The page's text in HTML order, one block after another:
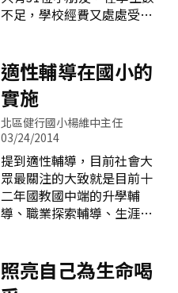
2.學務處：提供作息表、各
年級放學時間一覽表、改善
區規劃位置圖、騎乘機車戴
安全帽宣導、生活
直笛、美 術、奧林匹克數
生的能力及興趣選擇其感興
趣的社團參加，時間 訂在每
週三、五的晨光時間，是小
朋友最期待最快樂的課程，
在老師們的努力之下，學生
也有傑出的表現，諸如：
1、本校談蔚蓉及陳宗利老
師指導的躲避球隊屢獲佳
績，在102學年度 運動聯盟
躲避球錦標賽四年級組拿到
不足，學校經費又處處受限
校發展的最大課題。 為了有
效提升學習及教學效能，本
校針對積極推動了以下教學
策略: 一、學生教學方面:
（一）提升班級活力:班級教
學是老師做大的戰場，學生
人數稀少(本校人數最多9
人，最少僅2人而已)，在外
界眼光中，是最容易經營的
班 級，但當你走進現場，才
遙遠，為了提升學生學習意
願，營造學習氣氛，老師往
適性輔導在國小的
實施
北區健行國小楊維中主任
03/24/2014
提到適性輔導，目前社會大
眾最關注的大致就是目前十
二年國教國中端的升學輔
導、職業探索輔導、生涯輔
提供適性輔導在國小實施的
參考。 適性輔導（Adaptive
照亮自己為生命喝